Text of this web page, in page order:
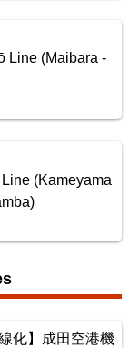
地
Line (Maibara -
(Kameyama
化】成田空港機